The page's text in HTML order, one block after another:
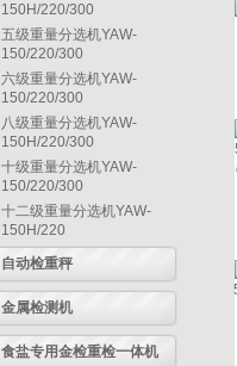
150H/220/300
五级重量分选机YAW-
150/220/300
六级重量分选机YAW-
150/220/300
八级重量分选机YAW-
150H/220/300
十级重量分选机YAW-
150/220/300
十二级重量分选机YAW-
150H/220
自动检重秤
金属检测机
食盐专用金检重检一体机